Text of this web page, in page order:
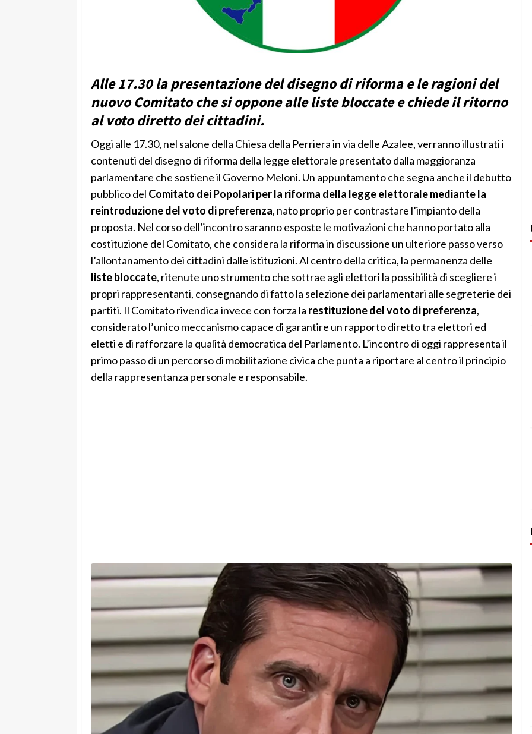
Alle 17.30 la presentazione del disegno di riforma e le ragioni del
nuovo Comitato che si oppone alle liste bloccate e chiede il ritorno
al voto diretto dei cittadini.
Oggi alle 17.30, nel salone della Chiesa della Perriera in via delle Azalee, verranno illustrati i
contenuti del disegno di riforma della legge elettorale presentato dalla maggioranza
parlamentare che sostiene il Governo Meloni. Un appuntamento che segna anche il debutto
pubblico del Comitato dei Popolari per la riforma della legge elettorale mediante la
reintroduzione del voto di preferenza, nato proprio per contrastare l’impianto della
proposta. Nel corso dell’incontro saranno esposte le motivazioni che hanno portato alla
costituzione del Comitato, che considera la riforma in discussione un ulteriore passo verso
l’allontanamento dei cittadini dalle istituzioni. Al centro della critica, la permanenza delle
liste bloccate, ritenute uno strumento che sottrae agli elettori la possibilità di scegliere i
propri rappresentanti, consegnando di fatto la selezione dei parlamentari alle segreterie dei
partiti. Il Comitato rivendica invece con forza la restituzione del voto di preferenza,
considerato l’unico meccanismo capace di garantire un rapporto diretto tra elettori ed
eletti e di rafforzare la qualità democratica del Parlamento. L’incontro di oggi rappresenta il
primo passo di un percorso di mobilitazione civica che punta a riportare al centro il principio
della rappresentanza personale e responsabile.